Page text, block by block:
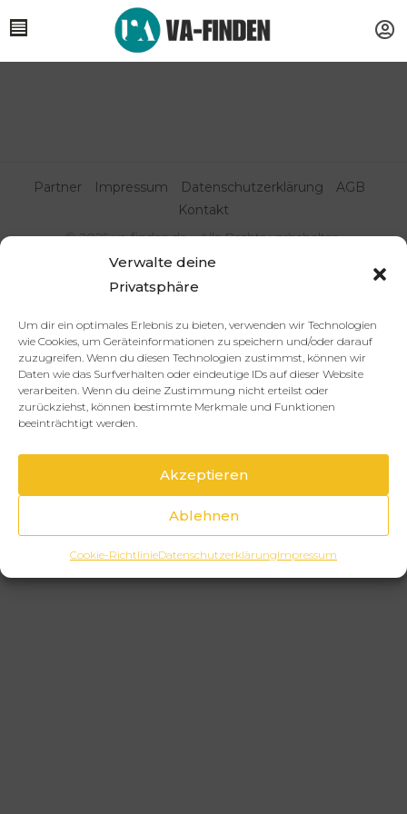
Verwalte deine
Privatsphäre
Um dir ein optimales Erlebnis zu bieten, verwenden wir Technologien
wie Cookies, um Geräteinformationen zu speichern und/oder darauf
zuzugreifen. Wenn du diesen Technologien zustimmst, können wir
Daten wie das Surfverhalten oder eindeutige IDs auf dieser Website
verarbeiten. Wenn du deine Zustimmung nicht erteilst oder
zurückziehst, können bestimmte Merkmale und Funktionen
beeinträchtigt werden.
Akzeptieren
Ablehnen
Cookie-RichtlinieDatenschutzerklärungImpressum
© 2025 va-finden.de – Alle Rechte vorbehalten.
Partner Impressum Datenschutzerklärung
AGB
Kontakt
Virtuelle Assistenz & Freelancer
finden | VA Expert:innenportal